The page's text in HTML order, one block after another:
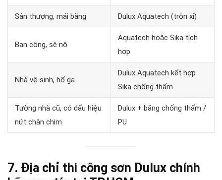
Sân thượng, mái bằng Dulux Aquatech (trộn xi)
Ban công, sê nô
Aquatech hoặc Sika tích
hợp
Nhà vệ sinh, hố ga
Dulux Aquatech kết hợp
Sika chống thấm
Tường nhà cũ, có dấu hiệu
nứt chân chim
Dulux + băng chống thấm /
PU
7. Địa chỉ thi công sơn Dulux chính